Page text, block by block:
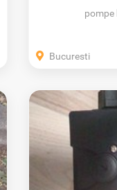
Bucuresti